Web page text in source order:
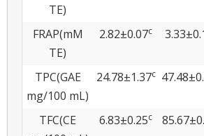
TE)
FRAP(mM
TE)
2.82±0.07c
TPC(GAE
mg/100 mL)
24.78±1.37c
TFC(CE
6.83±0.25c